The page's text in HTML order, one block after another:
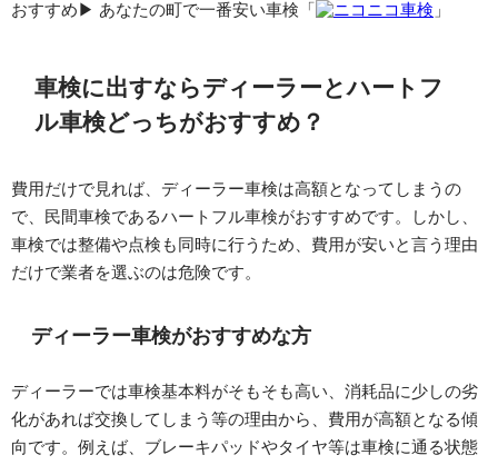
おすすめ▶︎ あなたの町で一番安い車検「 ニコニコ車検 」
車検に出すならディーラーとハートフ
ル車検どっちがおすすめ？
費用だけで見れば、ディーラー車検は高額となってしまうの
で、民間車検であるハートフル車検がおすすめです。しかし、
車検では整備や点検も同時に行うため、費用が安いと言う理由
だけで業者を選ぶのは危険です。
ディーラー車検がおすすめな方
ディーラーでは車検基本料がそもそも高い、消耗品に少しの劣
化があれば交換してしまう等の理由から、費用が高額となる傾
向です。例えば、ブレーキパッドやタイヤ等は車検に通る状態